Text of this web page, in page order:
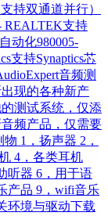
持双通道并行）
REALTEK支持
动化980005-
支持Synaptics芯
音频测
现的各种新产
测试系统，仅添
频产品，仅需要
1，扬声器 2，
4，各类耳机
听器 6，用于语
产品 9，wifi音乐
环境与驱动下载